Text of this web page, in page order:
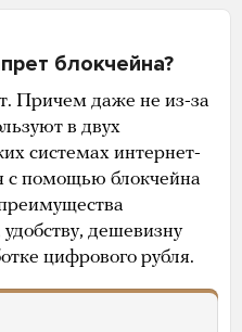
блокчейна?
Причем даже не из-за
в двух
системах интернет-
с помощью блокчейна
дешевизну
цифрового рубля.